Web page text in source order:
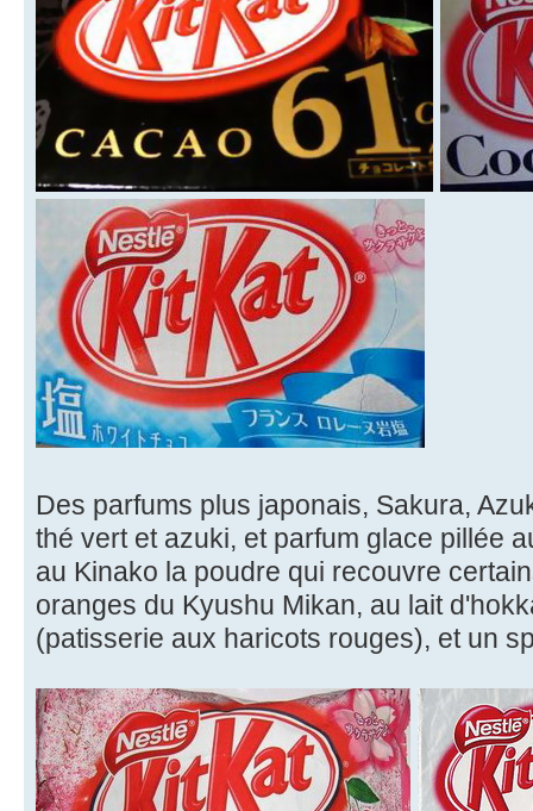
Des parfums plus japonais, Sakura,
thé vert et azuki, et parfum glace pillée
au Kinako la poudre qui recouvre
oranges du Kyushu Mikan, au lait
(patisserie aux haricots rouges), et un